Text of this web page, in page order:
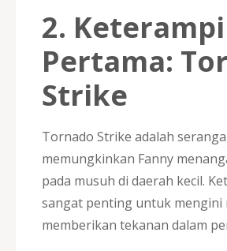
2.
Pertama:
Strike
Tornado Strike adalah
memungkinkan Fanny
pada musuh di daerah kecil.
sangat penting untuk mengini
memberikan tekanan dalam